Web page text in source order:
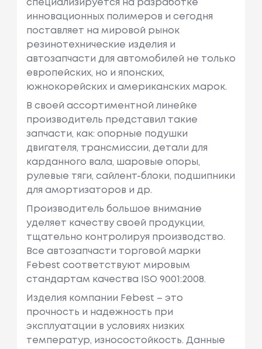
специализируется на разработке
инновационных полимеров и сегодня
поставляет на мировой рынок
резинотехнические изделия и
автозапчасти для автомобилей не только
европейских, но и японских,
южнокорейских и американских марок.
В своей ассортиментной линейке
производитель представил такие
запчасти, как: опорные подушки
двигателя, трансмиссии, детали для
карданного вала, шаровые опоры,
рулевые тяги, сайлент-блоки, подшипники
для амортизаторов и др.
Производитель большое внимание
уделяет качеству своей продукции,
тщательно контролируя производство.
Все автозапчасти торговой марки
Febest соответствуют мировым
стандартам качества ISO 9001:2008.
Изделия компании Febest – это
прочность и надежность при
эксплуатации в условиях низких
температур, износостойкость. Данные